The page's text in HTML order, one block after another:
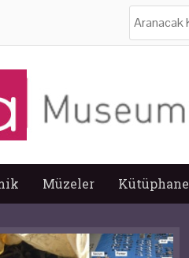
Müzeler Kütüphane